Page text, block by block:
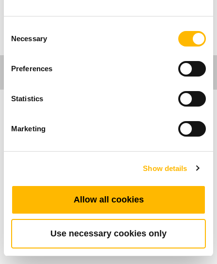
Selection
Necessary
Preferences
Statistics
Marketing
Show details
Allow all cookies
Use necessary cookies only
사무환경 분야
이 제품은 4개의 메모리 기능을 제공하며, LED패
TDH13P은 최고의 버튼감을 가지고 있습니다. 또
"Stand Up Pls" 앱과 연동을 통해 직접 테이블의
높낮이를 조절 할 수 있습니다. TDH13P는 고객